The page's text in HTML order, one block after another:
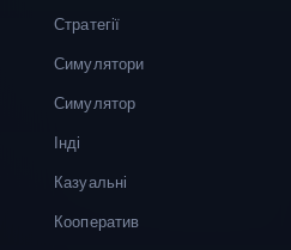
Стратегії
Симулятори
Симулятор
Інді
Казуальні
Кооператив